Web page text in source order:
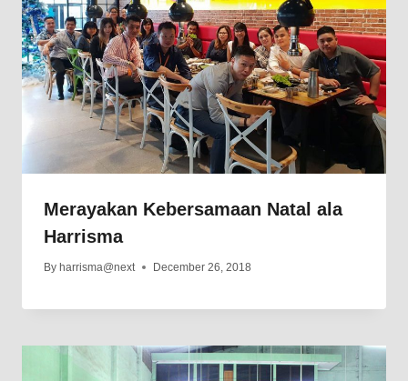
Merayakan Kebersamaan Natal ala
Harrisma
By harrisma@next December 26, 2018